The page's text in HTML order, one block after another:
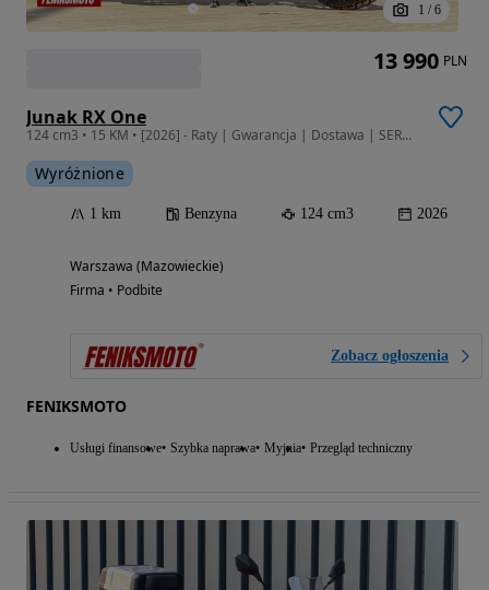
1 / 6
Junak RX One
124 cm3 • 15 KM • [2026] - Raty | Gwarancja | Dostawa | SERWIS | SALON WAWA
Wyróżnione
1 km Benzyna 124 cm3 2026
Warszawa (Mazowieckie)
Firma • Podbite
Zobacz ogłoszenia
FENIKSMOTO
Usługi finansowe Szybka naprawa Myjnia Przegląd techniczny
13 990 PLN